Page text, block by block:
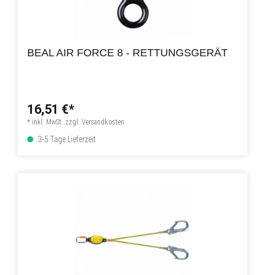
BEAL AIR FORCE 8 - RETTUNGSGERÄT
16,51 €*
* inkl. MwSt. zzgl. Versandkosten
3-5 Tage Lieferzeit